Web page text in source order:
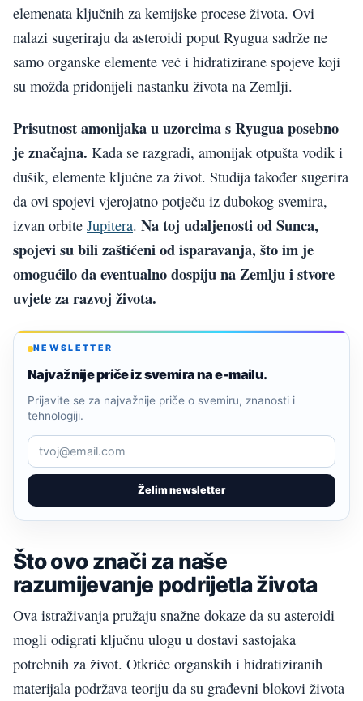
elemenata ključnih za kemijske procese života. Ovi
nalazi sugeriraju da asteroidi poput Ryugua sadrže ne
samo organske elemente već i hidratizirane spojeve koji
su možda pridonijeli nastanku života na Zemlji.
Prisutnost amonijaka u uzorcima s Ryugua posebno
je značajna. Kada se razgradi, amonijak otpušta vodik i
dušik, elemente ključne za život. Studija također sugerira
da ovi spojevi vjerojatno potječu iz dubokog svemira,
izvan orbite Jupitera. Na toj udaljenosti od Sunca,
spojevi su bili zaštićeni od isparavanja, što im je
omogućilo da eventualno dospiju na Zemlju i stvore
uvjete za razvoj života.
NEWSLETTER
Najvažnije priče iz svemira na e-mailu.
Želim newsletter
Prijavite se za najvažnije priče o svemiru, znanosti i
tehnologiji.
Što ovo znači za naše
razumijevanje podrijetla života
Ova istraživanja pružaju snažne dokaze da su asteroidi
mogli odigrati ključnu ulogu u dostavi sastojaka
potrebnih za život. Otkriće organskih i hidratiziranih
materijala podržava teoriju da su građevni blokovi života